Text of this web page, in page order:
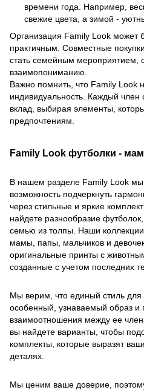
времени года. Например,
свежие цвета, а зимой -
Организация Family Look может
практичным. Совместные
стать семейным мероприятием,
взаимопониманию.
Важно помнить, что Family Look
индивидуальность. Каждый член
вклад, выбирая элементы,
предпочтениям.
Family Look футболки -
В нашем разделе Family Look
возможность подчеркнуть
через стильные и яркие
найдете разнообразие
семью из толпы. Наши
мамы, папы, мальчиков и
оригинальные принты с
созданные с учетом последних
Мы верим, что единый стиль для
особенный, узнаваемый образ и
взаимоотношения между ее
вы найдете варианты, чтобы
комплекты, которые выразят
деталях.
Мы ценим ваше доверие,